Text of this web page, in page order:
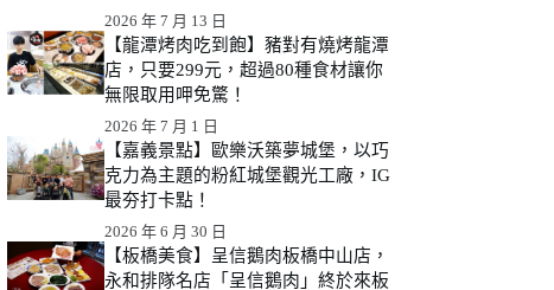
2026 年 7 月 13 日
【龍潭烤肉吃到飽】豬對有燒烤龍潭
店，只要299元，超過80種食材讓你
無限取用呷免驚！
2026 年 7 月 1 日
【嘉義景點】歐樂沃築夢城堡，以巧
克力為主題的粉紅城堡觀光工廠，IG
最夯打卡點！
2026 年 6 月 30 日
【板橋美食】呈信鵝肉板橋中山店，
永和排隊名店「呈信鵝肉」終於來板